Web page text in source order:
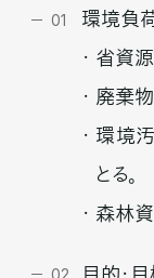
01
環境負
省資源
廃棄物
環境
とる。
森林